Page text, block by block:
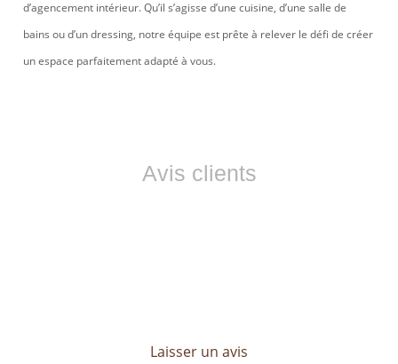
d’agencement intérieur. Qu’il s’agisse d’une cuisine, d’une salle de
bains ou d’un dressing, notre équipe est prête à relever le défi de créer
un espace parfaitement adapté à vous.
Avis clients
Laisser un avis